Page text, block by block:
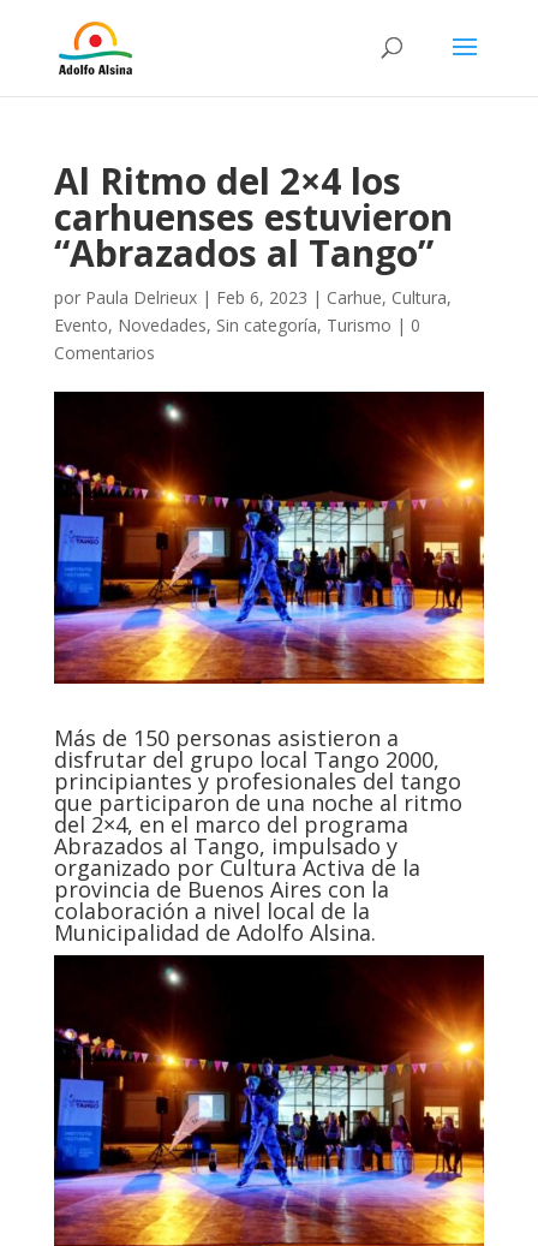
Al Ritmo del 2×4 los
carhuenses estuvieron
“Abrazados al Tango”
por Paula Delrieux| Feb 6, 2023 | Carhue, Cultura,
Evento, Novedades, Sin categoría, Turismo | 0
Comentarios
Más de 150 personas asistieron a
disfrutar del grupo local Tango 2000,
principiantes y profesionales del tango
que participaron de una noche al ritmo
del 2×4, en el marco del programa
Abrazados al Tango, impulsado y
organizado por Cultura Activa de la
provincia de Buenos Aires con la
colaboración a nivel local de la
Municipalidad de Adolfo Alsina.